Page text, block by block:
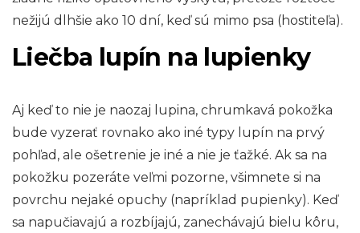
nežijú dlhšie ako 10 dní, keď sú mimo psa (hostiteľa).
Liečba lupín na lupienky
Aj keď to nie je naozaj lupina, chrumkavá pokožka
bude vyzerať rovnako ako iné typy lupín na prvý
pohľad, ale ošetrenie je iné a nie je ťažké. Ak sa na
pokožku pozeráte veľmi pozorne, všimnete si na
povrchu nejaké opuchy (napríklad pupienky). Keď
sa napučiavajú a rozbíjajú, zanechávajú bielu kôru,